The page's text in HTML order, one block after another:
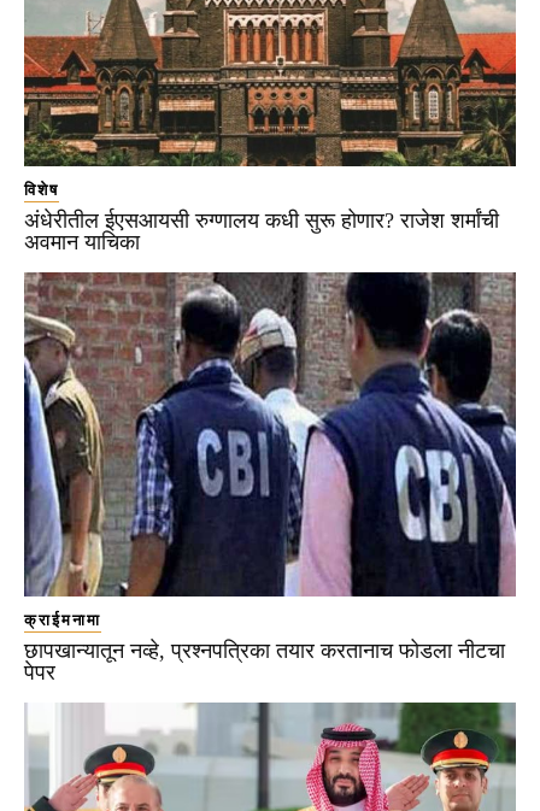
विशेष
अंधेरीतील ईएसआयसी रुग्णालय कधी सुरू होणार? राजेश शर्मांची
अवमान याचिका
क्राईमनामा
छापखान्यातून नव्हे, प्रश्नपत्रिका तयार करतानाच फोडला नीटचा
पेपर